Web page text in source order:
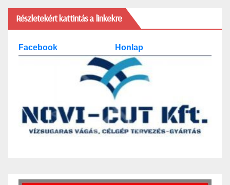
Részletekért kattintás a linkekre
Facebook Honlap